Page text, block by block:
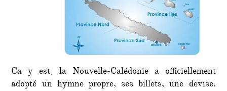
Ca y est, la Nouvelle-Calédonie a officiellement
adopté un hymne propre, ses billets, une devise.